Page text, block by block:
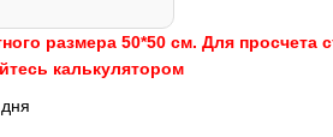
размера 50*50 см. Для просчета
калькулятором